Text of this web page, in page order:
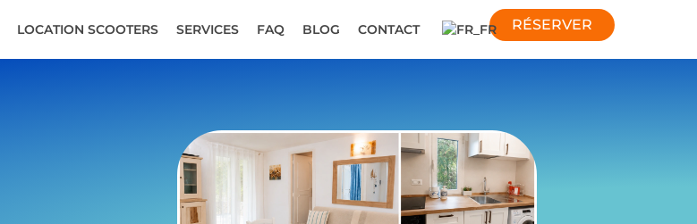
LOCATION SCOOTERS SERVICES FAQ BLOG CONTACT RÉSERVER